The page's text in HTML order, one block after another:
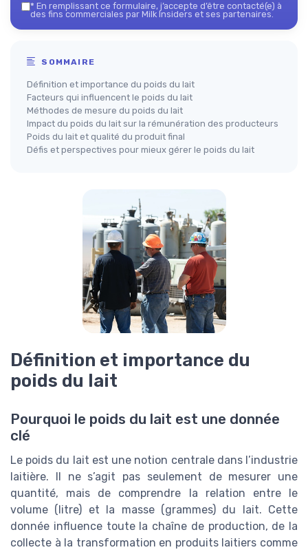
* En remplissant ce formulaire, j’accepte d’être contacté(e) à
des fins commerciales par Milk Insiders et ses partenaires.
SOMMAIRE
Définition et importance du poids du lait
Facteurs qui influencent le poids du lait
Méthodes de mesure du poids du lait
Impact du poids du lait sur la rémunération des producteurs
Poids du lait et qualité du produit final
Défis et perspectives pour mieux gérer le poids du lait
Définition et importance du
poids du lait
Pourquoi le poids du lait est une donnée
clé
Le poids du lait est une notion centrale dans l’industrie
laitière. Il ne s’agit pas seulement de mesurer une
quantité, mais de comprendre la relation entre le
volume (litre) et la masse (grammes) du lait. Cette
donnée influence toute la chaîne de production, de la
collecte à la transformation en produits laitiers comme